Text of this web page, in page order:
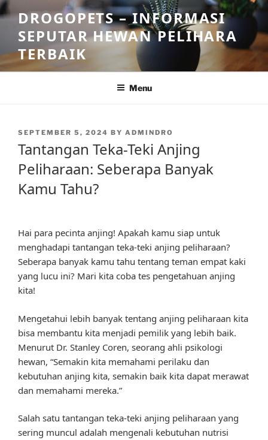
Skip
to
content
DROGOPETS – INFORMASI
SEPUTAR HEWAN PELIHARA
TERBAIK
Menu
POSTED
SEPTEMBER 5, 2024 BY ADMINDRO
Tantangan Teka-Teki Anjing
Peliharaan: Seberapa Banyak
Kamu Tahu?
Hai para pecinta anjing! Apakah kamu siap untuk
menghadapi tantangan teka-teki anjing peliharaan?
Seberapa banyak kamu tahu tentang teman empat kaki
yang lucu ini? Mari kita coba tes pengetahuan anjing
kita!
Mengetahui lebih banyak tentang anjing peliharaan kita
bisa membantu kita menjadi pemilik yang lebih baik.
Menurut Dr. Stanley Coren, seorang ahli psikologi
hewan, “Semakin kita memahami perilaku dan
kebutuhan anjing kita, semakin baik kita dapat merawat
dan memahami mereka.”
Salah satu tantangan teka-teki anjing peliharaan yang
sering muncul adalah mengenali kebutuhan nutrisi